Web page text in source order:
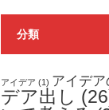
分類
アイデア (1) アイデ
デア出し